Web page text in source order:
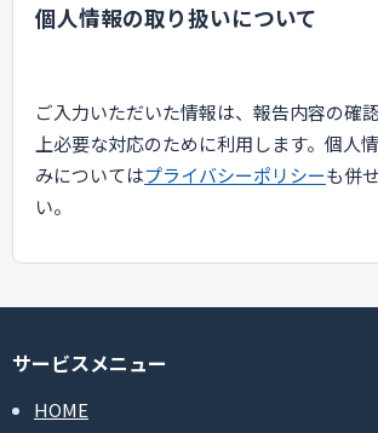
個人情報の取り扱いについて
ご入力いただいた情報は、報告内容の確
上必要な対応のために利用します。個人
みについてはプライバシーポリシーも併
い。
サービスメニュー
HOME